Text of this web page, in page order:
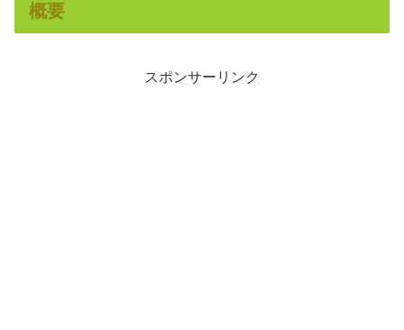
概要
スポンサーリンク